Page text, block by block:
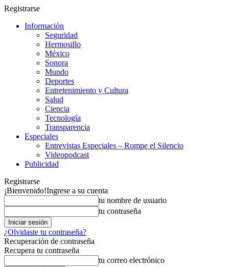
Registrarse
Información
Seguridad
Hermosillo
México
Sonora
Mundo
Deportes
Entretenimiento y Cultura
Salud
Ciencia
Tecnología
Transparencia
Especiales
Entrevistas Especiales – Rompe el Silencio
Videopodcast
Publicidad
Registrarse
¡Bienvenido!Ingrese a su cuenta
tu nombre de usuario
tu contraseña
¿Olvidaste tu contraseña?
Recuperación de contraseña
Recupera tu contraseña
tu correo electrónico